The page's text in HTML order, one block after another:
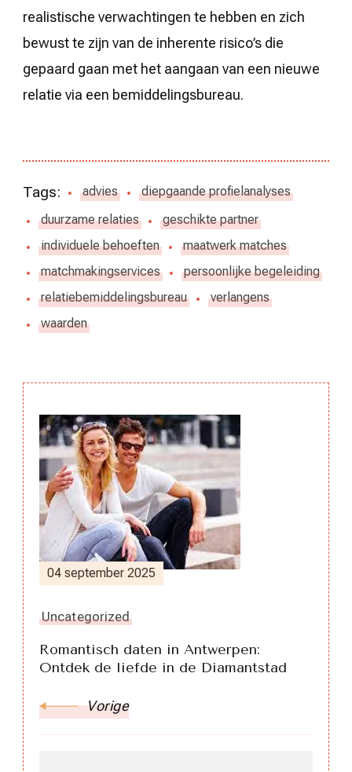
realistische verwachtingen te hebben en zich
bewust te zijn van de inherente risico’s die
gepaard gaan met het aangaan van een nieuwe
relatie via een bemiddelingsbureau.
Tags: advies
diepgaande profielanalyses
duurzame relaties
geschikte partner
individuele behoeften
maatwerk matches
matchmakingservices
persoonlijke begeleiding
relatiebemiddelingsbureau
verlangens
waarden
Berichtnavigatie
04 september 2025
Uncategorized
Romantisch daten in Antwerpen:
Ontdek de liefde in de Diamantstad
Vorige